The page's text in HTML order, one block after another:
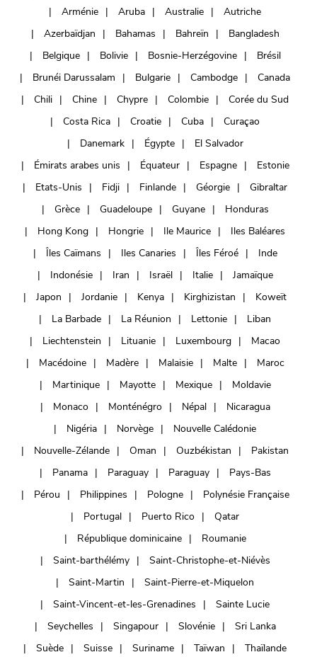
Arménie
Aruba Australie
Autriche
Azerbaïdjan
Bahamas Bahreïn
Bangladesh
Belgique
Bolivie Bosnie-Herzégovine
Brésil
Brunéi Darussalam
Bulgarie Cambodge
Canada
Chili
Chine Chypre Colombie
Corée du Sud
Costa Rica
Croatie Cuba
Curaçao
Danemark
Égypte
El Salvador
Émirats arabes unis
Équateur Espagne
Estonie
Etats-Unis
Fidji Finlande Géorgie
Gibraltar
Grèce
Guadeloupe Guyane
Honduras
Hong Kong
Hongrie Ile Maurice
Iles Baléares
Îles Caïmans
Iles Canaries Îles Féroé
Inde
Indonésie
Iran Israël Italie
Jamaïque
Japon
Jordanie Kenya Kirghizistan
Koweït
La Barbade
La Réunion Lettonie
Liban
Liechtenstein
Lituanie Luxembourg
Macao
Macédoine
Madère Malaisie Malte
Maroc
Martinique
Mayotte Mexique
Moldavie
Monaco
Monténégro Népal
Nicaragua
Nigéria
Norvège
Nouvelle Calédonie
Nouvelle-Zélande
Oman Ouzbékistan
Pakistan
Panama
Paraguay Paraguay
Pays-Bas
Pérou
Philippines Pologne
Polynésie Française
Portugal
Puerto Rico
Qatar
République dominicaine
Roumanie
Saint-barthélémy
Saint-Christophe-et-Niévès
Saint-Martin
Saint-Pierre-et-Miquelon
Saint-Vincent-et-les-Grenadines
Sainte Lucie
Seychelles
Singapour Slovénie
Sri Lanka
Suède
Suisse Suriname Taïwan Thaïlande